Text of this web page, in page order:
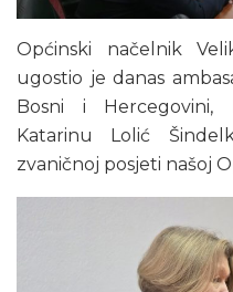
Općinski načelnik
ugostio je danas
Bosni i Hercegovini,
Katarinu Lolić
zvaničnoj posjeti našoj